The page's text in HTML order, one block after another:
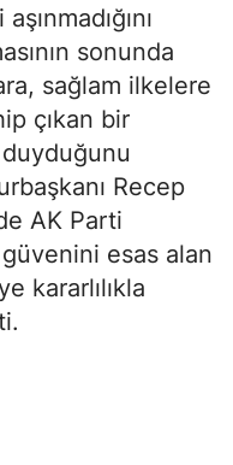
sonunda
sağlam ilkelere
çıkan bir
Recep
AK Parti
esas alan
kararlılıkla